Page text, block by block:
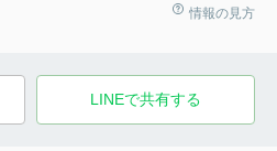
情報の見方
LINEで共有する